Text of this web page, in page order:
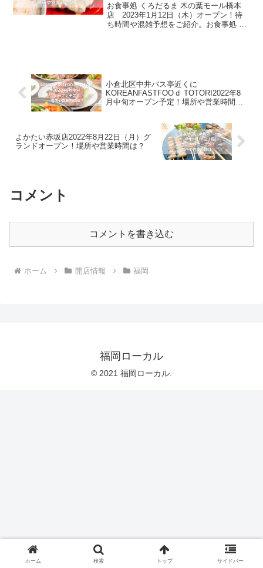
お食事処 くろだるま 木の葉モール橋本
店 2023年1月12日（木）オープン！待
ち時間や混雑予想をご紹介。お食事処 く
小倉北区中井バス亭近くに
KOREANFASTFOOｄ TOTORI2022年8
月中旬オープン予定！場所や営業時間
よかたい赤坂店2022年8月22日（月）グ
ランドオープン！場所や営業時間は？
コメント
コメントを書き込む
ホーム 開店情報 福岡
福岡ローカル
© 2021 福岡ローカル.
ホーム 検索 トップ サイドバー